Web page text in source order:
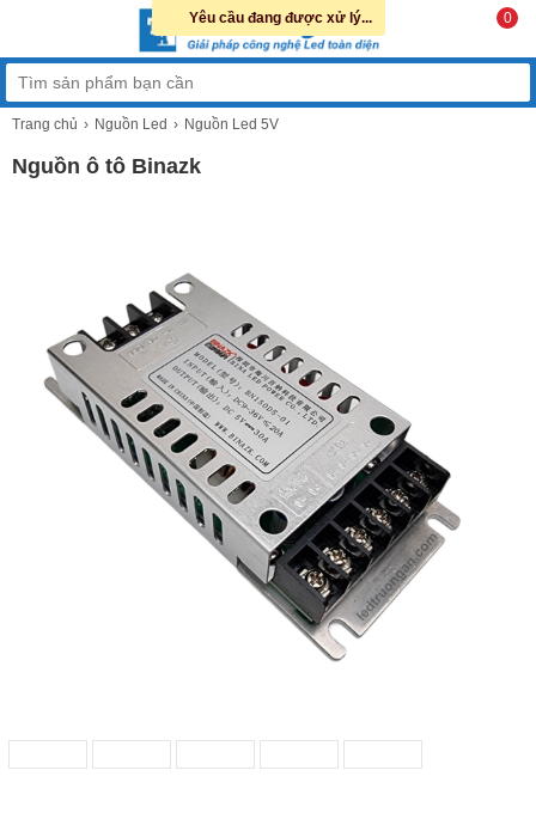
0
Trang chủ Nguồn Led Nguồn Led 5V
Nguồn ô tô Binazk
Yêu cầu đang được xử lý...